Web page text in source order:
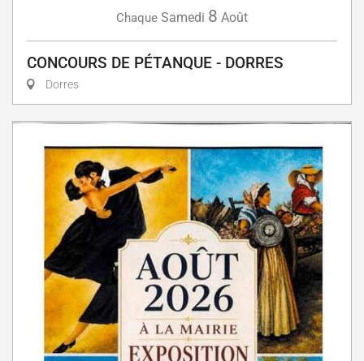
Chaque Samedi 8 Août
CONCOURS DE PÉTANQUE - DORRES
Dorres